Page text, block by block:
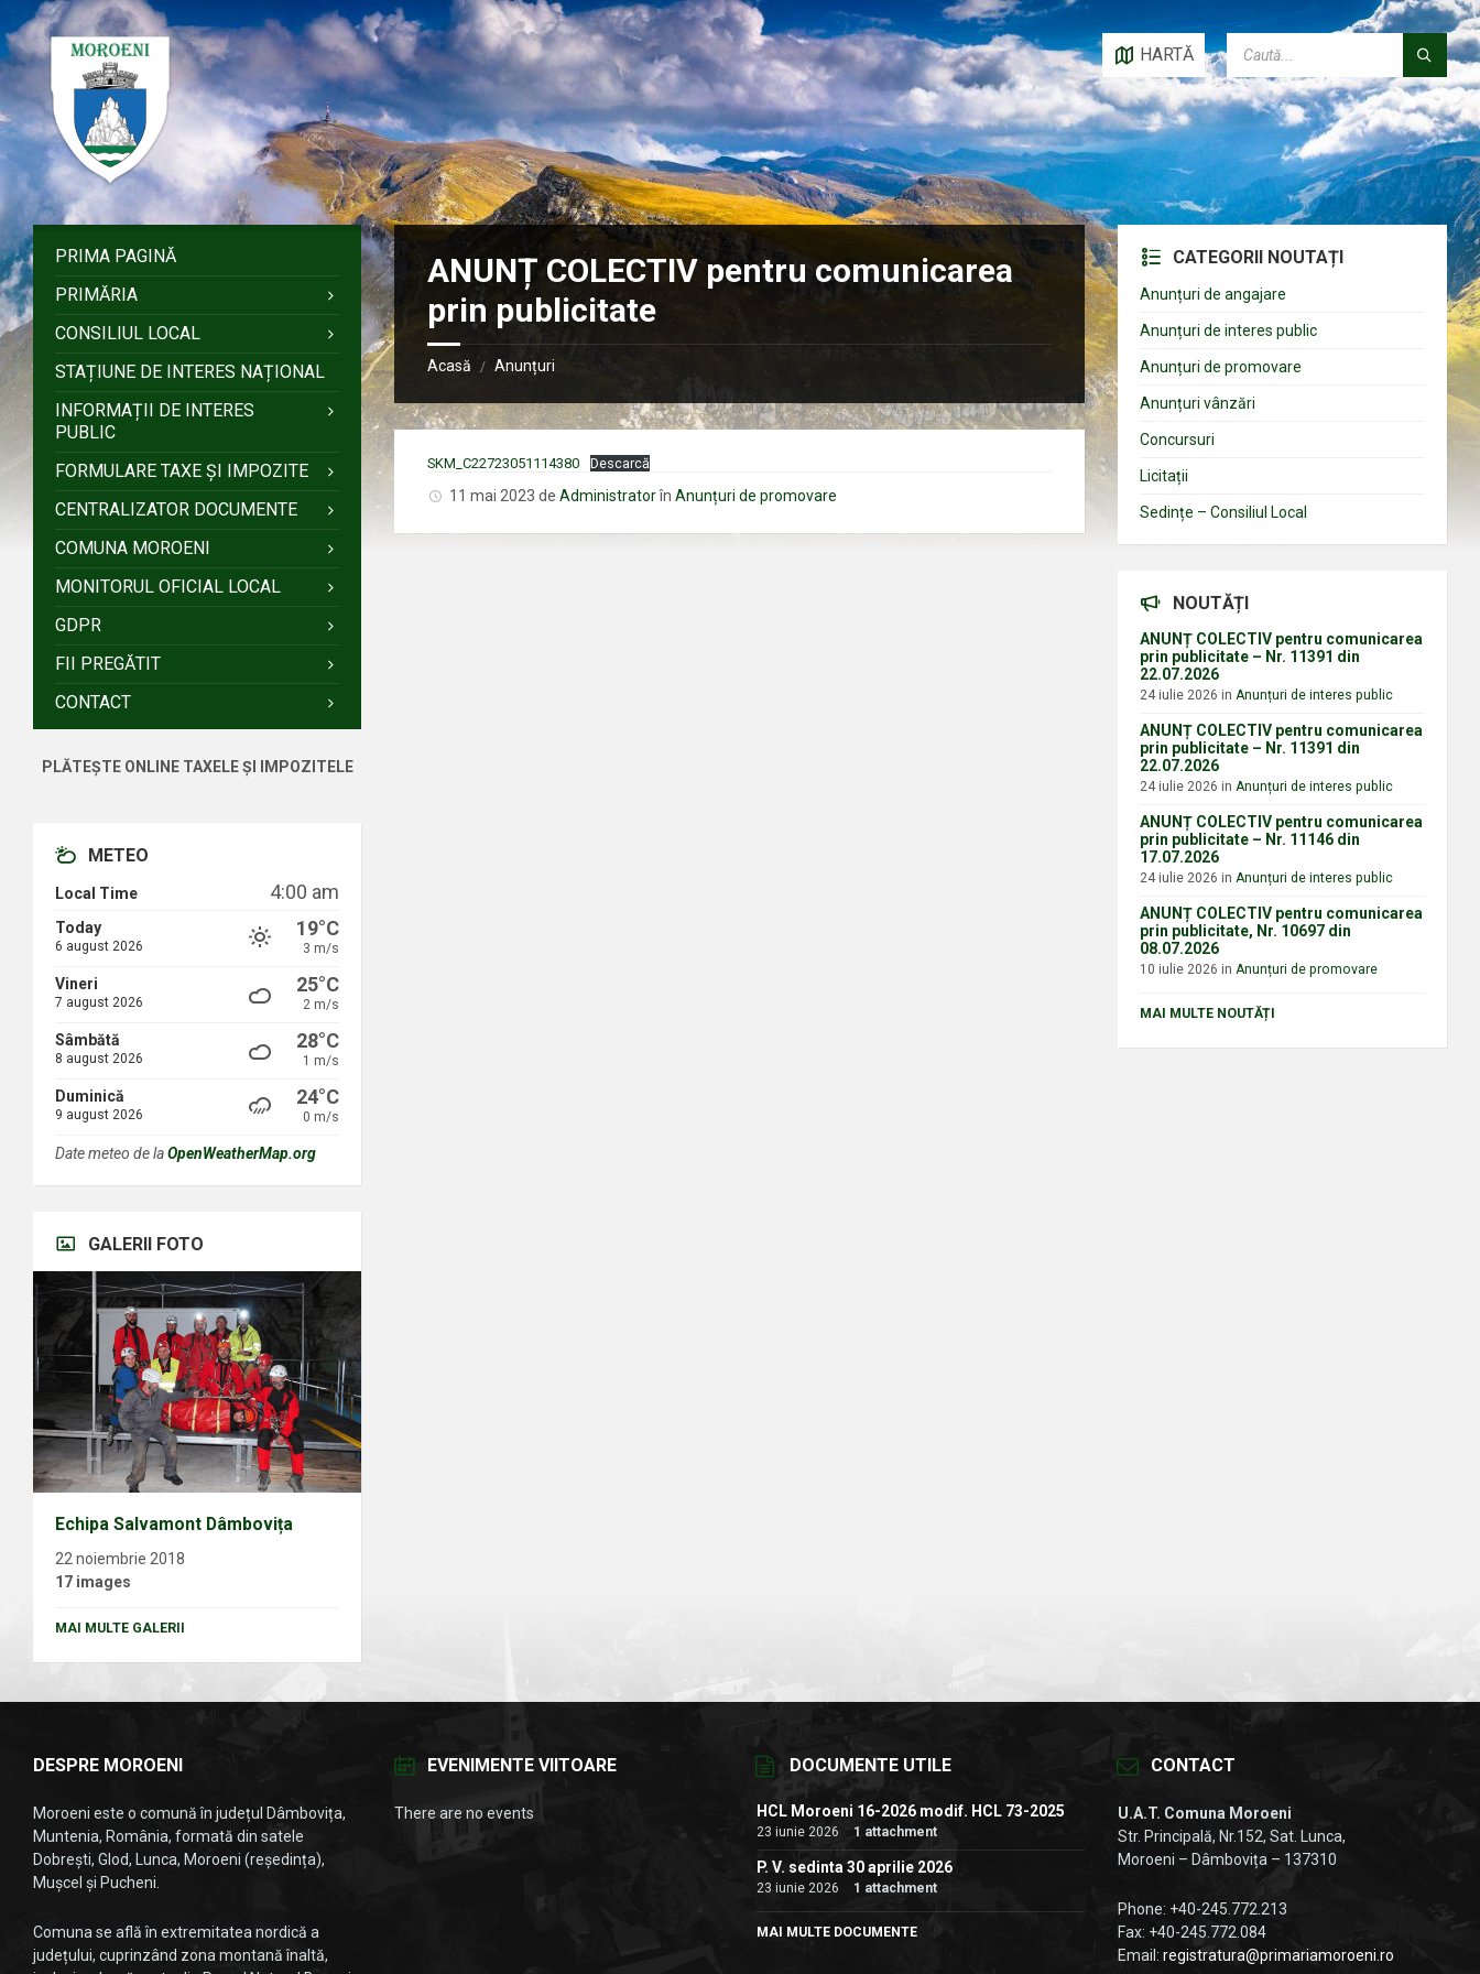
la
conținut
la
bara
laterală
stângă
la
bara
laterală
dreaptă
la
subsol
HARTĂ
ANUNȚ COLECTIV pentru comunicarea
prin publicitate
Acasă / Anunțuri
SKM_C22723051114380 Descarcă
11 mai 2023deAdministrator înAnunțuri de promovare
PRIMA PAGINĂ
PRIMĂRIA
CONSILIUL LOCAL
STAȚIUNE DE INTERES NAȚIONAL
INFORMAȚII DE INTERES
PUBLIC
FORMULARE TAXE ȘI IMPOZITE
CENTRALIZATOR DOCUMENTE
COMUNA MOROENI
MONITORUL OFICIAL LOCAL
GDPR
FII PREGĂTIT
CONTACT
PLĂTEȘTE ONLINE TAXELE ȘI IMPOZITELE
METEO
Local Time 4:00 am
Today
6 august 2026
19°C
3 m/s
Vineri
7 august 2026
25°C
2 m/s
Sâmbătă
8 august 2026
28°C
1 m/s
Duminică
9 august 2026
24°C
0 m/s
Date meteo de laOpenWeatherMap.org
GALERII FOTO
Echipa Salvamont Dâmbovița
22 noiembrie 2018
17 images
MAI MULTE GALERII
CATEGORII NOUTAȚI
Anunțuri de angajare
Anunțuri de interes public
Anunțuri de promovare
Anunțuri vânzări
Concursuri
Licitații
Sedințe – Consiliul Local
NOUTĂȚI
ANUNȚ COLECTIV pentru comunicarea
prin publicitate – Nr. 11391 din
22.07.2026
24 iulie 2026inAnunțuri de interes public
ANUNȚ COLECTIV pentru comunicarea
prin publicitate – Nr. 11391 din
22.07.2026
24 iulie 2026inAnunțuri de interes public
ANUNȚ COLECTIV pentru comunicarea
prin publicitate – Nr. 11146 din
17.07.2026
24 iulie 2026inAnunțuri de interes public
ANUNȚ COLECTIV pentru comunicarea
prin publicitate, Nr. 10697 din
08.07.2026
10 iulie 2026inAnunțuri de promovare
MAI MULTE NOUTĂȚI
DESPRE MOROENI
Moroeni este o comună în județul Dâmbovița,
Muntenia, România, formată din satele
Dobrești, Glod, Lunca, Moroeni (reședința),
Mușcel și Pucheni.
Comuna se află în extremitatea nordică a
județului, cuprinzând zona montană înaltă,
EVENIMENTE VIITOARE
There are no events
DOCUMENTE UTILE
HCL Moroeni 16-2026 modif. HCL 73-2025
23 iunie 2026 1 attachment
P. V. sedinta 30 aprilie 2026
23 iunie 2026 1 attachment
MAI MULTE DOCUMENTE
CONTACT
U.A.T. Comuna Moroeni
Str. Principală, Nr.152, Sat. Lunca,
Moroeni – Dâmbovița – 137310
Phone: +40-245.772.213
Fax: +40-245.772.084
Email:registratura@primariamoroeni.ro